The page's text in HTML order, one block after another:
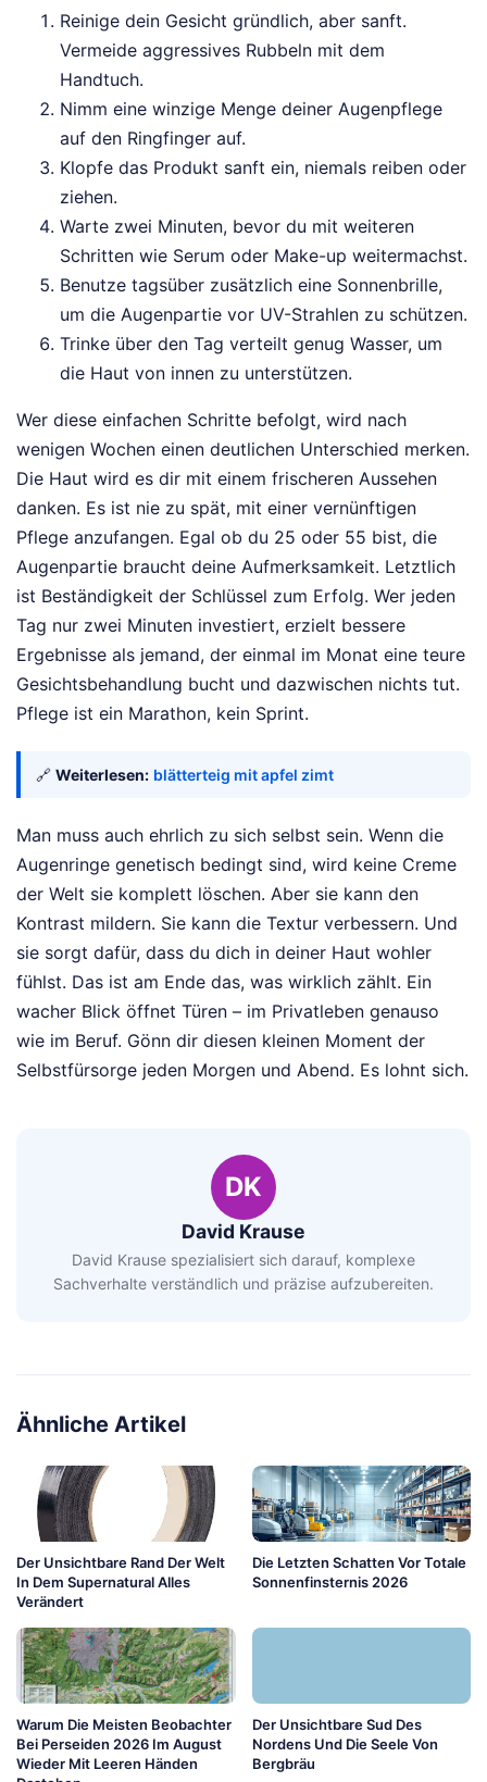
Reinige dein Gesicht gründlich, aber sanft.
Vermeide aggressives Rubbeln mit dem
Handtuch.
Nimm eine winzige Menge deiner Augenpflege
auf den Ringfinger auf.
Klopfe das Produkt sanft ein, niemals reiben oder
ziehen.
Warte zwei Minuten, bevor du mit weiteren
Schritten wie Serum oder Make-up weitermachst.
Benutze tagsüber zusätzlich eine Sonnenbrille,
um die Augenpartie vor UV-Strahlen zu schützen.
Trinke über den Tag verteilt genug Wasser, um
die Haut von innen zu unterstützen.
Wer diese einfachen Schritte befolgt, wird nach
wenigen Wochen einen deutlichen Unterschied merken.
Die Haut wird es dir mit einem frischeren Aussehen
danken. Es ist nie zu spät, mit einer vernünftigen
Pflege anzufangen. Egal ob du 25 oder 55 bist, die
Augenpartie braucht deine Aufmerksamkeit. Letztlich
ist Beständigkeit der Schlüssel zum Erfolg. Wer jeden
Tag nur zwei Minuten investiert, erzielt bessere
Ergebnisse als jemand, der einmal im Monat eine teure
Gesichtsbehandlung bucht und dazwischen nichts tut.
Pflege ist ein Marathon, kein Sprint.
🔗 Weiterlesen: blätterteig mit apfel zimt
Man muss auch ehrlich zu sich selbst sein. Wenn die
Augenringe genetisch bedingt sind, wird keine Creme
der Welt sie komplett löschen. Aber sie kann den
Kontrast mildern. Sie kann die Textur verbessern. Und
sie sorgt dafür, dass du dich in deiner Haut wohler
fühlst. Das ist am Ende das, was wirklich zählt. Ein
wacher Blick öffnet Türen – im Privatleben genauso
wie im Beruf. Gönn dir diesen kleinen Moment der
Selbstfürsorge jeden Morgen und Abend. Es lohnt sich.
DK
David Krause
David Krause spezialisiert sich darauf, komplexe
Sachverhalte verständlich und präzise aufzubereiten.
Ähnliche Artikel
Der Unsichtbare Rand Der Welt
In Dem Supernatural Alles
Verändert
Die Letzten Schatten Vor Totale
Sonnenfinsternis 2026
Warum Die Meisten Beobachter
Bei Perseiden 2026 Im August
Wieder Mit Leeren Händen
Der Unsichtbare Sud Des
Nordens Und Die Seele Von
Bergbräu